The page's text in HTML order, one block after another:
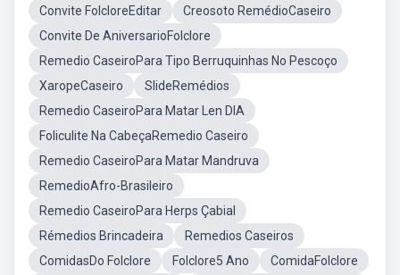
Convite FolcloreEditar
Creosoto RemédioCaseiro
Convite De AniversarioFolclore
Remedio CaseiroPara Tipo Berruquinhas No Pescoço
XaropeCaseiro
SlideRemédios
Remedio CaseiroPara Matar Len DIA
Foliculite Na CabeçaRemedio Caseiro
Remedio CaseiroPara Matar Mandruva
RemedioAfro-Brasileiro
Remedio CaseiroPara Herps Çabial
Rémedios Brincadeira
Remedios Caseiros
ComidasDo Folclore
Folclore5 Ano
ComidaFolclore